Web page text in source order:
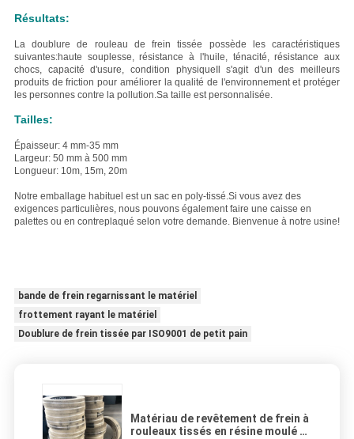
Résultats:
La doublure de rouleau de frein tissée possède les caractéristiques
suivantes:haute souplesse, résistance à l'huile, ténacité, résistance aux
chocs, capacité d'usure, condition physique Il s'agit d'un des meilleurs
produits de friction pour améliorer la qualité de l'environnement et protéger
les personnes contre la pollution.Sa taille est personnalisée.
Tailles:
Épaisseur: 4 mm-35 mm
Largeur: 50 mm à 500 mm
Longueur: 10m, 15m, 20m
Notre emballage habituel est un sac en poly-tissé.Si vous avez des
exigences particulières, nous pouvons également faire une caisse en
palettes ou en contreplaqué selon votre demande. Bienvenue à notre usine!
bande de frein regarnissant le matériel
frottement rayant le matériel
Doublure de frein tissée par ISO9001 de petit pain
Matériau de revêtement de frein à
rouleaux tissés en résine moulé à